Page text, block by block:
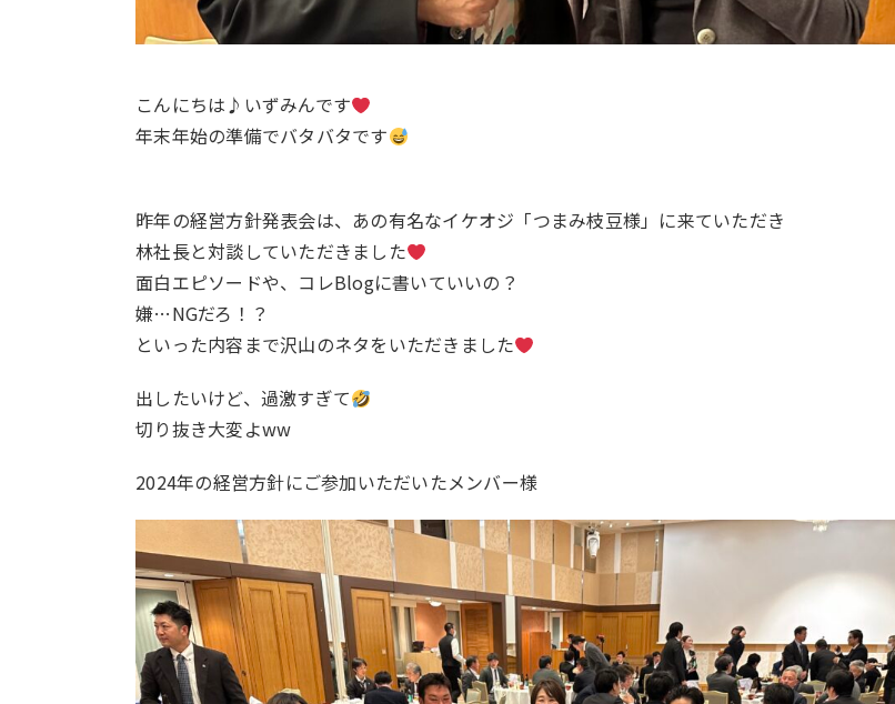
こんにちは♪いずみんです
年末年始の準備でバタバタです
昨年の経営方針発表会は、あの有名なイケオジ「つまみ枝豆様」に来ていただき
林社長と対談していただきました
面白エピソードや、コレBlogに書いていいの？
嫌…NGだろ！？
といった内容まで沢山のネタをいただきました
出したいけど、過激すぎて
切り抜き大変よww
2024年の経営方針にご参加いただいたメンバー様